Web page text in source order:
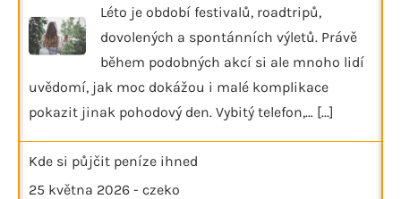
Léto je období festivalů, roadtripů,
dovolených a spontánních výletů. Právě
během podobných akcí si ale mnoho lidí
uvědomí, jak moc dokážou i malé komplikace
pokazit jinak pohodový den. Vybitý telefon,… [...]
Kde si půjčit peníze ihned
25 května 2026 - czeko